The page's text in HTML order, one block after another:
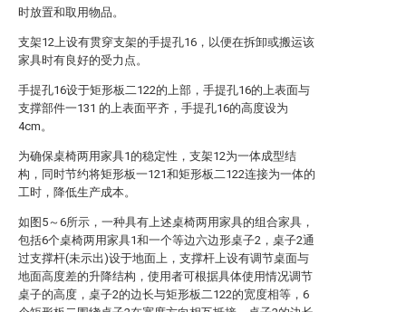
时放置和取用物品。
支架12上设有贯穿支架的手提孔16，以便在拆卸或搬运该
家具时有良好的受力点。
手提孔16设于矩形板二122的上部，手提孔16的上表面与
支撑部件一131 的上表面平齐，手提孔16的高度设为
4cm。
为确保桌椅两用家具1的稳定性，支架12为一体成型结
构，同时节约将矩形板一121和矩形板二122连接为一体的
工时，降低生产成本。
如图5～6所示，一种具有上述桌椅两用家具的组合家具，
包括6个桌椅两用家具1和一个等边六边形桌子2，桌子2通
过支撑杆(未示出)设于地面上，支撑杆上设有调节桌面与
地面高度差的升降结构，使用者可根据具体使用情况调节
桌子的高度，桌子2的边长与矩形板二122的宽度相等，6